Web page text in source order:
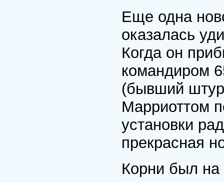
Еще одна
оказалась
Когда он
командиром
(бывший
Марриоттом
установки
прекрасная
Корни был